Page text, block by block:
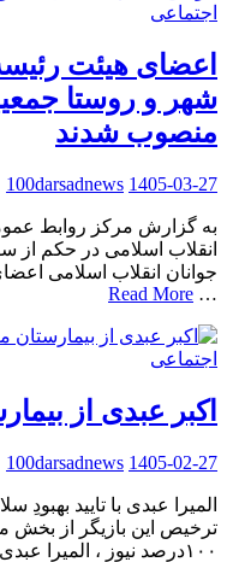
اجتماعی
اعضای هیئت
شهر و روستا
منصوب شدند
100darsadnews 1405-03-27
به گزارش مرکز روابط
انقلاب اسلامی در حکم
جوانان انقلاب اسلامی
…
Read More
اجتماعی
اکبر عبدی از
100darsadnews 1405-02-27
المیرا عبدی با تایید
ترخیص این بازیگر از بخش
۱۰۰درصد نیوز ، المیرا عبدی دختر اکبر عبدی …